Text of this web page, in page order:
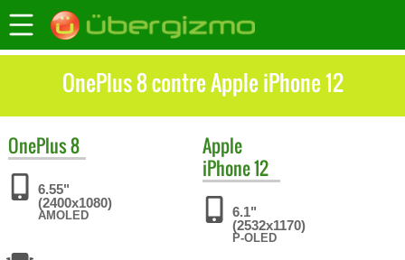
OnePlus 8 contre Apple iPhone 12
OnePlus8
6.55"
(2400x1080)
AMOLED
Apple
iPhone 12
6.1"
(2532x1170)
P-OLED